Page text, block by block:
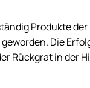
Produkte
Die
Rückgrat in der